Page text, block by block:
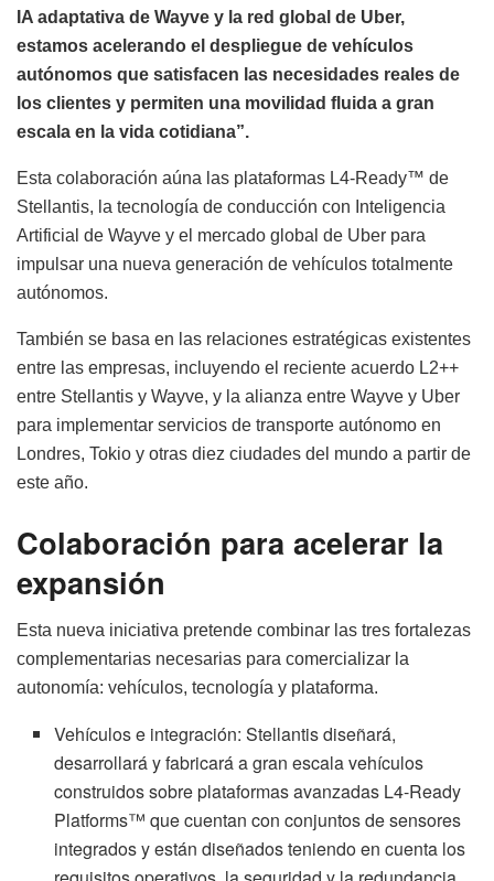
IA adaptativa de Wayve y la red global de Uber,
estamos acelerando el despliegue de vehículos
autónomos que satisfacen las necesidades reales de
los clientes y permiten una movilidad fluida a gran
escala en la vida cotidiana”.
Esta colaboración aúna las plataformas L4-Ready™ de
Stellantis, la tecnología de conducción con Inteligencia
Artificial de Wayve y el mercado global de Uber para
impulsar una nueva generación de vehículos totalmente
autónomos.
También se basa en las relaciones estratégicas existentes
entre las empresas, incluyendo el reciente acuerdo L2++
entre Stellantis y Wayve, y la alianza entre Wayve y Uber
para implementar servicios de transporte autónomo en
Londres, Tokio y otras diez ciudades del mundo a partir de
este año.
Colaboración para acelerar la
expansión
Esta nueva iniciativa pretende combinar las tres fortalezas
complementarias necesarias para comercializar la
autonomía: vehículos, tecnología y plataforma.
Vehículos e integración: Stellantis diseñará,
desarrollará y fabricará a gran escala vehículos
construidos sobre plataformas avanzadas L4-Ready
Platforms™ que cuentan con conjuntos de sensores
integrados y están diseñados teniendo en cuenta los